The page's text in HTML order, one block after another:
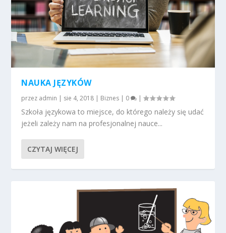
NAUKA JĘZYKÓW
przez admin | sie 4, 2018 | Biznes | 0 |
Szkoła językowa to miejsce, do którego należy się udać
jeżeli zależy nam na profesjonalnej nauce...
CZYTAJ WIĘCEJ